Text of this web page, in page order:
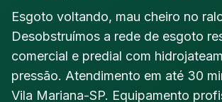
Esgoto voltando, mau cheiro no
Desobstruímos a rede de esgoto
comercial e predial com
pressão. Atendimento em até 30
Vila Mariana-SP. Equipamento